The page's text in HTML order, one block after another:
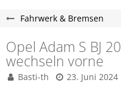
Fahrwerk & Bremsen
Opel Adam S BJ
wechseln vorne
Basti-th
23. Juni 2024